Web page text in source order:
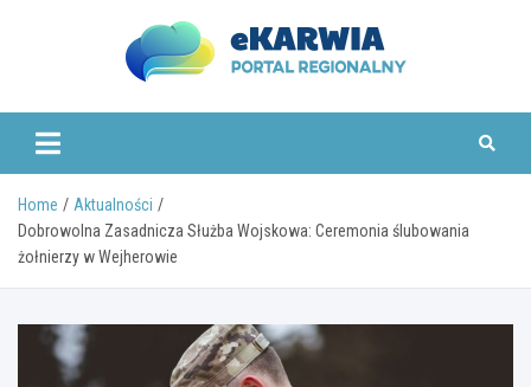
www.ekarwia.pl
Home
Aktualności
Dobrowolna Zasadnicza Służba Wojskowa: Ceremonia ślubowania
żołnierzy w Wejherowie